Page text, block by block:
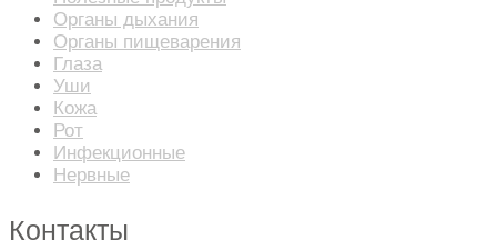
Органы дыхания
Органы пищеварения
Глаза
Уши
Кожа
Рот
Инфекционные
Нервные
Контакты